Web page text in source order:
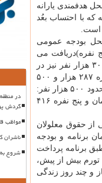
بهزیستی از محل هدفمندی یارانه
بودجه عمومی بهزیستی ۲۰ درصد افزایش داشته که با احتساب بعُد
بگیر معلول حدود ۳۵۰ هزار نفر از دو محل بودجه عمومی
(تک نفره تا پنج نفره)دریافت می
کنند، حدود ۵۰۰ هزار نفر فقط از محل هدفمندی یارانه ها ( ۱۰۸۵۰۰ تا ۴۱۶۵۰۰ تومان)مستمری دریافت می کنند و حدود ۳۰۰ هزار نفر نیز در
نوبت دریافت همین مستمری های ناچیز هستند. مجموع مستمری ناچیز حدود ۳۵۰ هزار نفر: تک نفره ۱۷۲ هزار تومان، دونفره ۲۸۷ هزار و ۵۰۰
تومان، سه نفره ۳۷۴ هزار و ۵۰۰ تومان، چهارنفره ۴۸۳ هزار تومان و پنج نفره ۵۳۶ هزار و ۵۰۰ تومان است. مستمری ناچیز حدود ۵۰۰ هزار نفر:
تک نفره ۱۰۸ هزار و ۵۰۰ تومان، دونفره ۲۱۵ هزار و ۵۰۰ تومان، سه نفره ۲۸۹ هزار تومان، چهارنفره ۳۸۴ هزار و ۵۰۰ تومان و پنج نفره ۴۱۶
اجرای قانون پشتیبانی از حقوق معلولان
و حدود ۳۰ درصد مابقی توسط سازمان برنامه و بودجه
برنامه پرداخت
بیش از پیش،
و چند روز زندگی
در
گردش
مواظب
شروع به